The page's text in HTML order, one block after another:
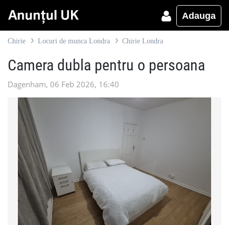
Adauga
Chirie Locuri de munca Londra Chirie Londra
Camera dubla pentru o persoana
Dagenham, 06 Feb 2026, 16:40